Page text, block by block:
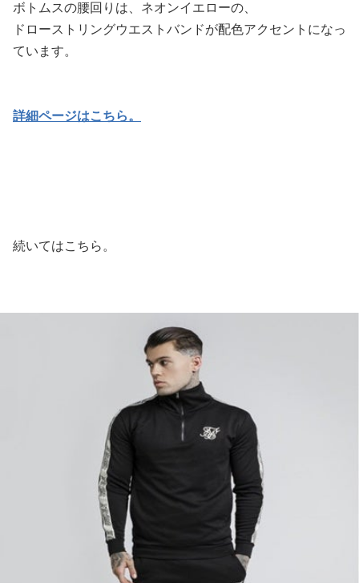
ボトムスの腰回りは、ネオンイエローの、
ドローストリングウエストバンドが配色アクセントになっ
ています。
詳細ページはこちら。
続いてはこちら。